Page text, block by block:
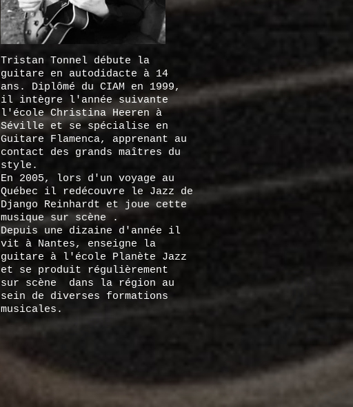
Tristan Tonnel débute la
guitare en autodidacte à 14
ans. Diplômé du CIAM en 1999,
il intègre l'année suivante
l'école Christina Heeren à
Séville et se spécialise en
Guitare Flamenca, apprenant au
contact des grands maîtres du
style.
En 2005, lors d'un voyage au
Québec il redécouvre le Jazz de
Django Reinhardt et joue cette
musique sur scène .
Depuis une dizaine d'année il
vit à Nantes, enseigne la
guitare à l'école Planète Jazz
et se produit régulièrement
sur scène dans la région au
sein de diverses formations
musicales.